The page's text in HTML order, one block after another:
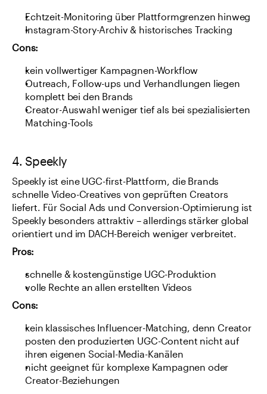
Echtzeit-Monitoring über Plattformgrenzen hinweg
Instagram-Story-Archiv & historisches Tracking
Cons:
kein vollwertiger Kampagnen-Workflow
Outreach, Follow-ups und Verhandlungen liegen
komplett bei den Brands
Creator-Auswahl weniger tief als bei spezialisierten
Matching-Tools
4. Speekly
Speekly ist eine UGC-first-Plattform, die Brands
schnelle Video-Creatives von geprüften Creators
liefert. Für Social Ads und Conversion-Optimierung ist
Speekly besonders attraktiv – allerdings stärker global
orientiert und im DACH-Bereich weniger verbreitet.
Pros:
schnelle & kostengünstige UGC-Produktion
volle Rechte an allen erstellten Videos
Cons:
kein klassisches Influencer-Matching, denn Creator
posten den produzierten UGC-Content nicht auf
ihren eigenen Social-Media-Kanälen
nicht geeignet für komplexe Kampagnen oder
Creator-Beziehungen